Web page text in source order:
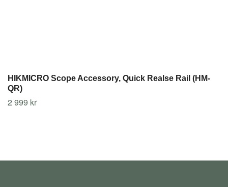
HIKMICRO Scope Accessory, Quick Realse Rail (HM-
QR)
2 999 kr